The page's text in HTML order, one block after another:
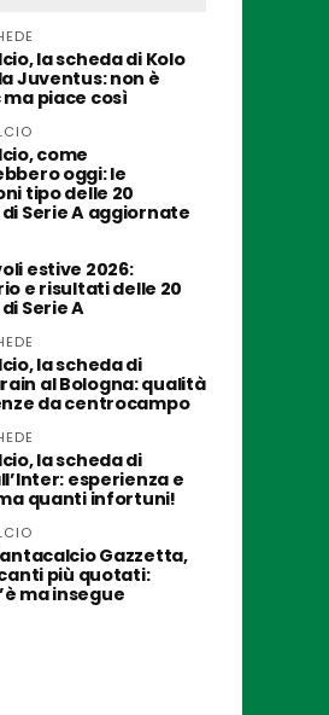
la scheda di Kolo
Juventus: non è
piace così
come
oggi: le
tipo delle 20
Serie A aggiornate
estive 2026:
e risultati delle 20
Serie A
la scheda di
al Bologna: qualità
da centrocampo
la scheda di
esperienza e
quanti infortuni!
Gazzetta,
più quotati:
ma insegue